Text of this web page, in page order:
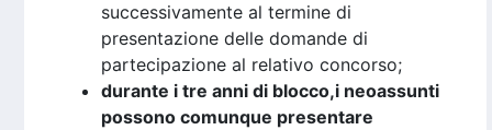
successivamente al termine di
presentazione delle domande di
partecipazione al relativo concorso;
durante i tre anni di blocco,i neoassunti
possono comunque presentare